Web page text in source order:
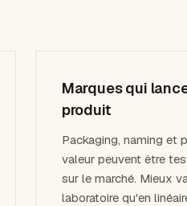
Marques qui
produit
Packaging, naming et
valeur peuvent être
sur le marché. Mieux
laboratoire qu'en